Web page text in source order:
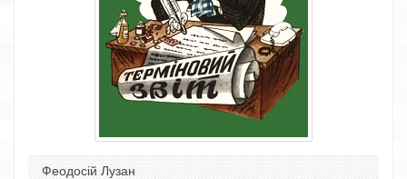
Феодосій Лузан